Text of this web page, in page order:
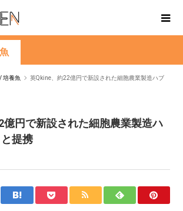
培養魚
英Qkine、約22億円で新設された細胞農業製造ハブ
億円で新設された細胞農業製造ハ
提携